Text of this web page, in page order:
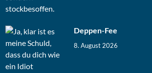
Deppen-Fee
8. August 2026